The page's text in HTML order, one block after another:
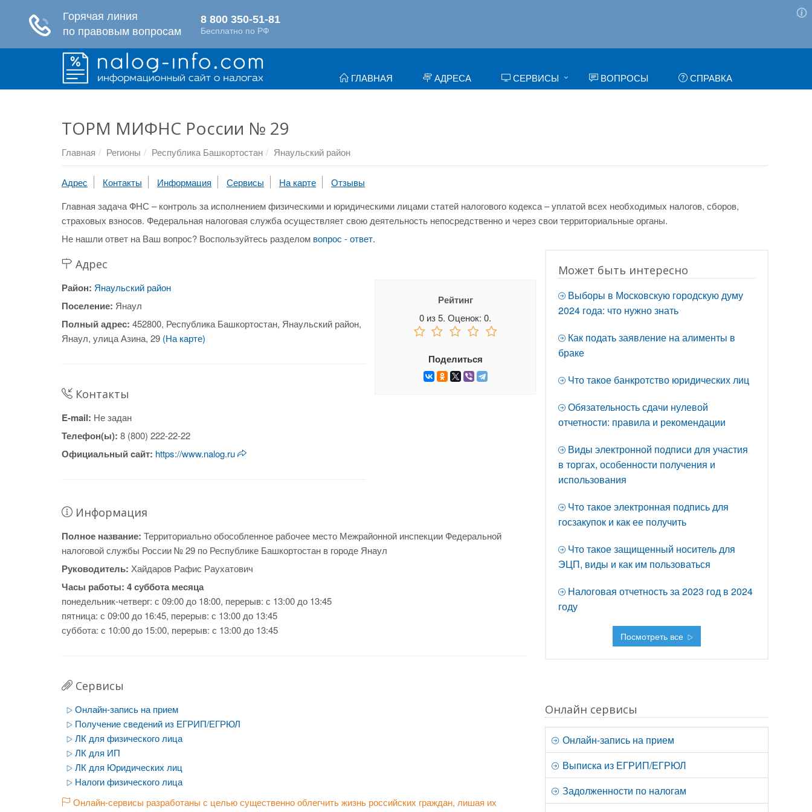
ГЛАВНАЯ АДРЕСА СЕРВИСЫ ВОПРОСЫ СПРАВКА
ТОРМ МИФНС России № 29
Главная Регионы Республика Башкортостан Янаульский район
Адрес Контакты Информация Сервисы На карте
Отзывы
Главная задача ФНС – контроль за исполнением физическими и юридическими лицами статей налогового кодекса – уплатой всех необходимых налогов, сборов,
страховых взносов. Федеральная налоговая служба осуществляет свою деятельность непосредственно и через свои территориальные органы.
Не нашли ответ на Ваш вопрос? Воспользуйтесь разделом вопрос - ответ.
Адрес
Район: Янаульский район
Поселение: Янаул
Полный адрес: 452800, Республика Башкортостан, Янаульский район,
Янаул, улица Азина, 29 (На карте)
Контакты
E-mail: Не задан
Телефон(ы): 8 (800) 222-22-22
Официальный cайт: https://www.nalog.ru
Рейтинг
0 из5. Оценок:0.
Поделиться
Информация
Полное название: Территориально обособленное рабочее место Межрайонной инспекции Федеральной
налоговой службы России № 29 по Республике Башкортостан в городе Янаул
Руководитель: Хайдаров Рафис Раухатович
Часы работы: 4 суббота месяца
понедельник-четверг: с 09:00 до 18:00, перерыв: с 13:00 до 13:45
пятница: с 09:00 до 16:45, перерыв: с 13:00 до 13:45
суббота: с 10:00 до 15:00, перерыв: с 13:00 до 13:45
Сервисы
Онлайн-запись на прием
Получение сведений из ЕГРИП/ЕГРЮЛ
ЛК для физического лица
ЛК для ИП
ЛК для Юридических лиц
Налоги физического лица
Онлайн-сервисы разработаны с целью существенно облегчить жизнь российских граждан, лишая их
Может быть интересно
Выборы в Московскую городскую думу
2024 года: что нужно знать
Как подать заявление на алименты в
браке
Что такое банкротство юридических лиц
Обязательность сдачи нулевой
отчетности: правила и рекомендации
Виды электронной подписи для участия
в торгах, особенности получения и
использования
Что такое электронная подпись для
госзакупок и как ее получить
Что такое защищенный носитель для
ЭЦП, виды и как им пользоваться
Налоговая отчетность за 2023 год в 2024
году
Посмотреть все
Онлайн сервисы
Онлайн-запись на прием
Выписка из ЕГРИП/ЕГРЮЛ
Задолженности по налогам